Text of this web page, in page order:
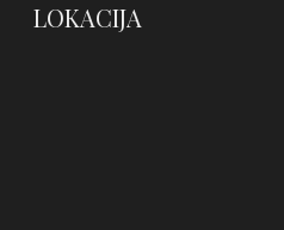
LOKACIJA